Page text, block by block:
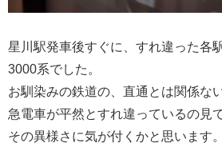
星川駅発車後すぐに、すれ違った各
3000系でした。
お馴染みの鉄道の、直通とは関係な
急電車が平然とすれ違っているの見
その異様さに気が付くかと思います。